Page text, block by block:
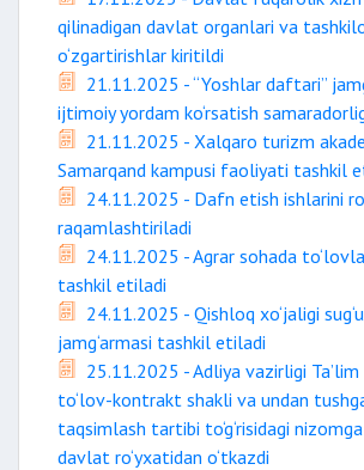
qilinadigan davlat organlari va
o‘zgartirishlar kiritildi
21.11.2025 - “Yoshlar daftari”
ijtimoiy yordam ko‘rsatish
21.11.2025 - Xalqaro turizm
Samarqand kampusi faoliyati tashkil
24.11.2025 - Dafn etish ishlarini
raqamlashtiriladi
24.11.2025 - Agrar sohada
tashkil etiladi
24.11.2025 - Qishloq xo‘jaligi
jamg‘armasi tashkil etiladi
25.11.2025 - Adliya vazirligi
to‘lov-kontrakt shakli va undan
taqsimlash tartibi to‘g‘risidagi
davlat ro‘yxatidan o‘tkazdi